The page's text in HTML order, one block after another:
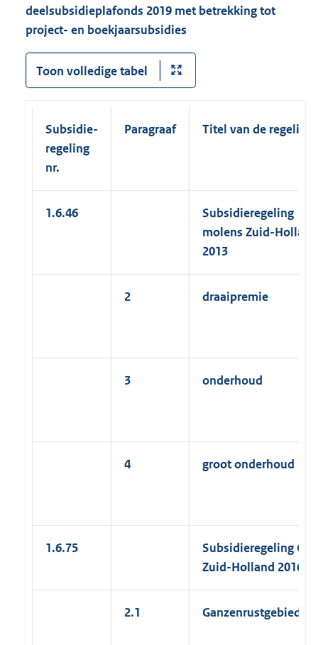
deelsubsidieplafonds 2019 met betrekking tot
project- en boekjaarsubsidies
Toon volledige tabel
Subsidie-
regeling
nr.
Paragraaf Titel van de regeling
1.6.46
Subsidieregeling
molens Zuid-Holland
2013
2 draaipremie
3 onderhoud
4 groot onderhoud
1.6.75
Subsidieregeling
Zuid-Holland 2016
2.1 Ganzenrustgebieden